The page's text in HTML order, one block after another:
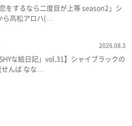
をするなら二度目が上等 season2」シ
ら髙松アロハ(…
2026.08.3
SHYな絵日記」vol.31】シャイブラックの
せんば なな…